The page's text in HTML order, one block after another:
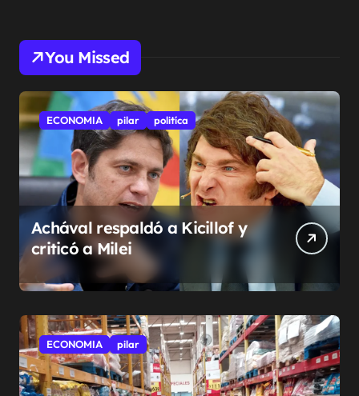
You Missed
ECONOMIA pilar politíca
Achával respaldó a Kicillof y
criticó a Milei
ECONOMIA pilar